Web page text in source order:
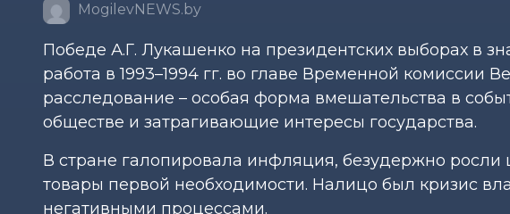
MogilevNEWS.by
Победе А.Г. Лукашенко на президентских выборах в
работа в 1993–1994 гг. во главе Временной комиссии
расследование – особая форма вмешательства в
обществе и затрагивающие интересы государства.
В стране галопировала инфляция, безудержно росли
товары первой необходимости. Налицо был кризис
негативными процессами.